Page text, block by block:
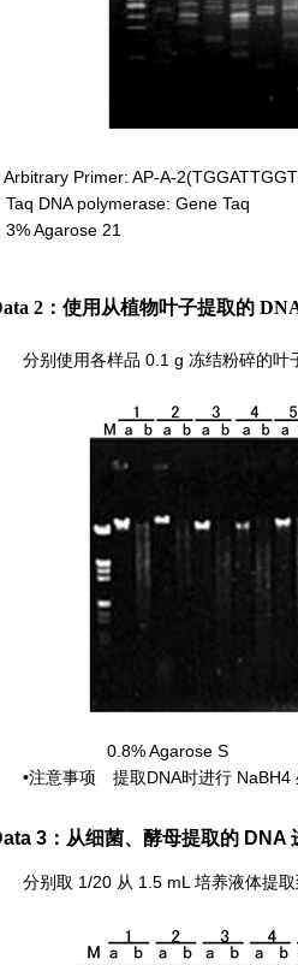
Arbitrary Primer: AP-A-
Taq DNA polymerase: Gene Taq
3% Agarose 21
2：使用从植物叶子提取的
分别使用各样品 0.1 g 冻结粉碎的叶子
0.8% Agarose S
•注意事项 提取DNA时进行 NaBH4
3：从细菌、酵母提取的 DNA
分别取 1/20 从 1.5 mL 培养液体提取